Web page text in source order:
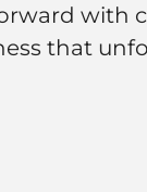
with
that